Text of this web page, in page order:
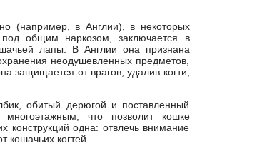
(например, в Англии), в некоторых
общим наркозом, заключается в
лапы. В Англии она признана
неодушевленных предметов,
защищается от врагов; удалив когти,
обитый дерюгой и поставленный
что позволит кошке
конструкций одна: отвлечь внимание
кошачьих когтей.